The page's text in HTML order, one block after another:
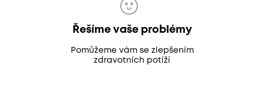
Řešíme vaše problémy
Pomůžeme vám se zlepšením
zdravotních potíží